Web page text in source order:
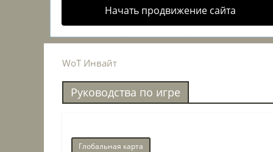
Начать продвижение сайта
WoT Инвайт
Руководства по игре
Глобальная карта